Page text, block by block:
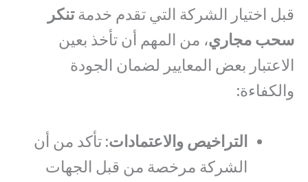
قبل اختيار الشركة التي تقدم خدمةتنكر
سحب مجاري، من المهم أن تأخذ بعين
الاعتبار بعض المعايير لضمان الجودة
والكفاءة:
التراخيص والاعتمادات: تأكد من أن
الشركة مرخصة من قبل الجهات